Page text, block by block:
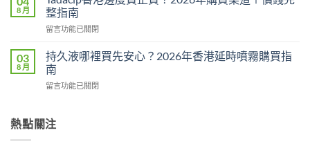
時
食
多？
正
確
一
次
相：
有
用
是
心
作
香
鋼
副
作
完
整
分
析
見
8 月
整指南
在
香
港
邊
度
貨？
留言功能已關閉
03
8 月
持久液哪裡買先安心？2026年香港延時噴霧購買指
南
在
液
哪
留言功能已關閉
熱點關注